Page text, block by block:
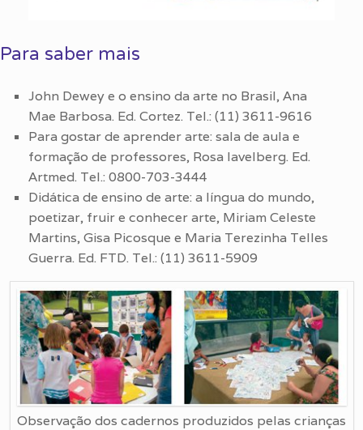
Para saber mais
John Dewey e o ensino da arte no Brasil, Ana
Mae Barbosa. Ed. Cortez. Tel.: (11) 3611-9616
Para gostar de aprender arte: sala de aula e
formação de professores, Rosa Iavelberg. Ed.
Artmed. Tel.: 0800-703-3444
Didática de ensino de arte: a língua do mundo,
poetizar, fruir e conhecer arte, Miriam Celeste
Martins, Gisa Picosque e Maria Terezinha Telles
Guerra. Ed. FTD. Tel.: (11) 3611-5909
Observação dos cadernos produzidos pelas crianças